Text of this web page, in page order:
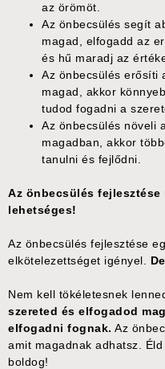
az örömöt.
Az önbecsülés segít
magad, elfogadd az
és hű maradj az
Az önbecsülés erősíti
magad, akkor
tudod fogadni a
Az önbecsülés növeli
magadban, akkor
tanulni és fejlődni.
Az önbecsülés
lehetséges!
Az önbecsülés fejlesztése
elkötelezettséget igényel.
Nem kell tökéletesnek
szereted és elfogadod
elfogadni fognak. Az
amit magadnak adhatsz.
boldog!